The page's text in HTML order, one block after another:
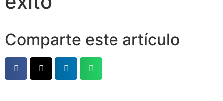
Comparte este artículo